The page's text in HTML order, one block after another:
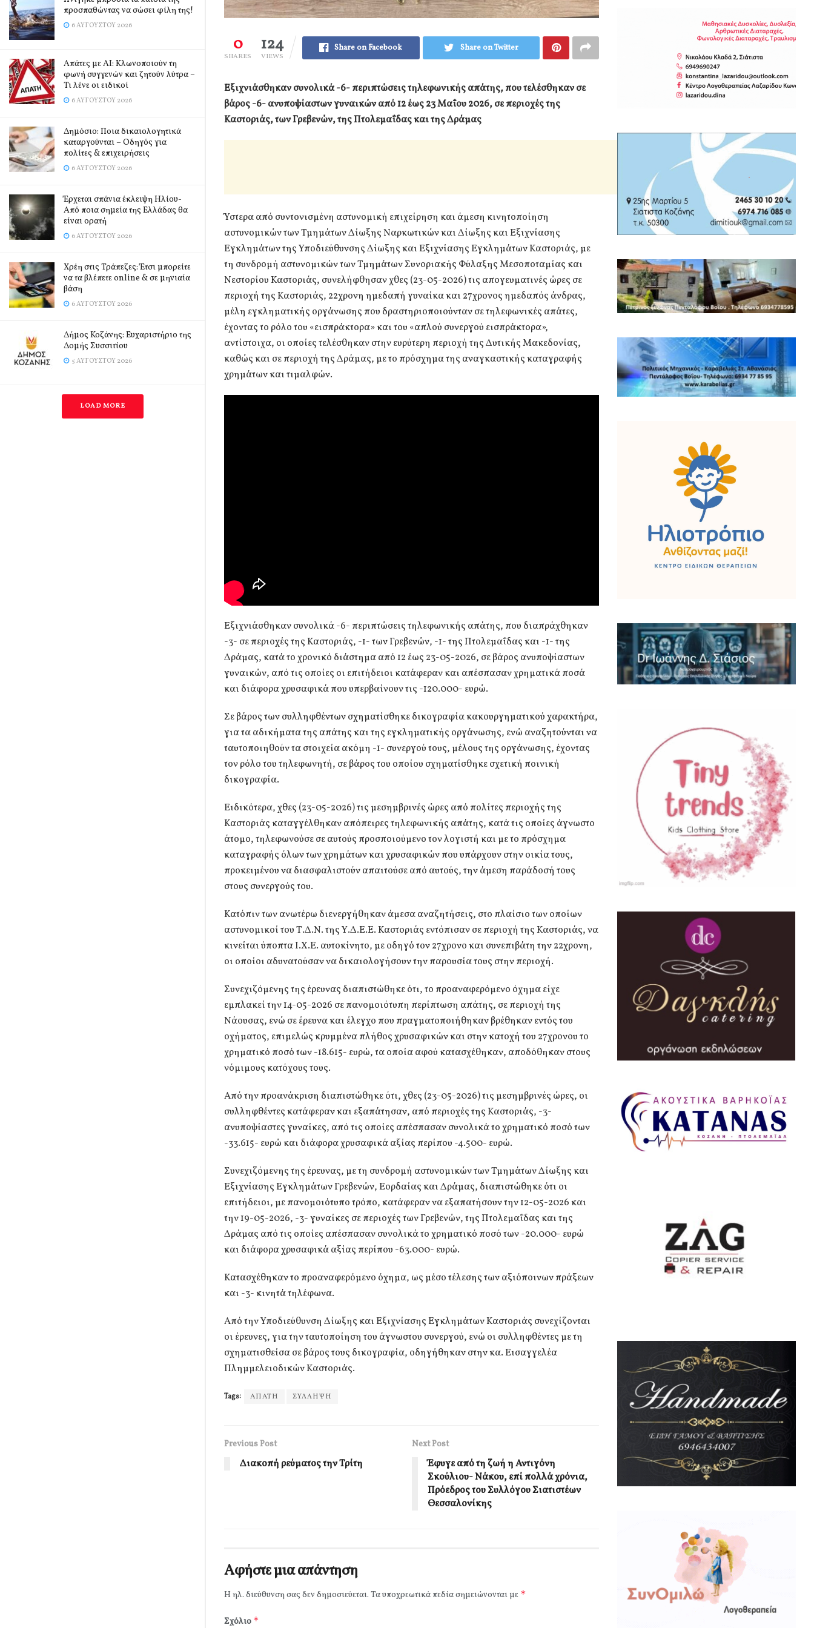
προσπαθώντας να σώσει φίλη της!
6 ΑΥΓΟΎΣΤΟΥ 2026
Απάτες με AI: Κλωνοποιούν τη
φωνή συγγενών και ζητούν λύτρα –
Τι λένε οι ειδικοί
6 ΑΥΓΟΎΣΤΟΥ 2026
Δημόσιο: Ποια δικαιολογητικά
καταργούνται – Οδηγός για
πολίτες & επιχειρήσεις
6 ΑΥΓΟΎΣΤΟΥ 2026
Έρχεται σπάνια έκλειψη Ηλίου-
Από ποια σημεία της Ελλάδας θα
είναι ορατή
6 ΑΥΓΟΎΣΤΟΥ 2026
Χρέη στις Τράπεζες: Έτσι μπορείτε
να τα βλέπετε online & σε μηνιαία
βάση
6 ΑΥΓΟΎΣΤΟΥ 2026
Δήμος Κοζάνης: Ευχαριστήριο της
Δομής Συσσιτίου
5 ΑΥΓΟΎΣΤΟΥ 2026
LOAD MORE
0
SHARES
124
VIEWS
Share on Facebook Share on Twitter
Εξιχνιάσθηκαν συνολικά -6- περιπτώσεις τηλεφωνικής απάτης, που τελέσθηκαν σε
βάρος -6- ανυποψίαστων γυναικών από 12 έως 23 Μαΐου 2026, σε περιοχές της
Καστοριάς, των Γρεβενών, της Πτολεμαΐδας και της Δράμας
Ύστερα από συντονισμένη αστυνομική επιχείρηση και άμεση κινητοποίηση
αστυνομικών των Τμημάτων Δίωξης Ναρκωτικών και Δίωξης και Εξιχνίασης
Εγκλημάτων της Υποδιεύθυνσης Δίωξης και Εξιχνίασης Εγκλημάτων Καστοριάς, με
τη συνδρομή αστυνομικών των Τμημάτων Συνοριακής Φύλαξης Μεσοποταμίας και
Νεστορίου Καστοριάς, συνελήφθησαν χθες (23-05-2026) τις απογευματινές ώρες σε
περιοχή της Καστοριάς, 22χρονη ημεδαπή γυναίκα και 27χρονος ημεδαπός άνδρας,
μέλη εγκληματικής οργάνωσης που δραστηριοποιούνταν σε τηλεφωνικές απάτες,
έχοντας το ρόλο του «εισπράκτορα» και του «απλού συνεργού εισπράκτορα»,
αντίστοιχα, οι οποίες τελέσθηκαν στην ευρύτερη περιοχή της Δυτικής Μακεδονίας,
καθώς και σε περιοχή της Δράμας, με το πρόσχημα της αναγκαστικής καταγραφής
χρημάτων και τιμαλφών.
Εξιχνιάσθηκαν συνολικά -6- περιπτώσεις τηλεφωνικής απάτης, που διαπράχθηκαν
-3- σε περιοχές της Καστοριάς, -1- των Γρεβενών, -1- της Πτολεμαΐδας και -1- της
Δράμας, κατά το χρονικό διάστημα από 12 έως 23-05-2026, σε βάρος ανυποψίαστων
γυναικών, από τις οποίες οι επιτήδειοι κατάφεραν και απέσπασαν χρηματικά ποσά
και διάφορα χρυσαφικά που υπερβαίνουν τις -120.000- ευρώ.
Σε βάρος των συλληφθέντων σχηματίσθηκε δικογραφία κακουργηματικού χαρακτήρα,
για τα αδικήματα της απάτης και της εγκληματικής οργάνωσης, ενώ αναζητούνται να
ταυτοποιηθούν τα στοιχεία ακόμη -1- συνεργού τους, μέλους της οργάνωσης, έχοντας
τον ρόλο του τηλεφωνητή, σε βάρος του οποίου σχηματίσθηκε σχετική ποινική
δικογραφία.
Ειδικότερα, χθες (23-05-2026) τις μεσημβρινές ώρες από πολίτες περιοχής της
Καστοριάς καταγγέλθηκαν απόπειρες τηλεφωνικής απάτης, κατά τις οποίες άγνωστο
άτομο, τηλεφωνούσε σε αυτούς προσποιούμενο τον λογιστή και με το πρόσχημα
καταγραφής όλων των χρημάτων και χρυσαφικών που υπάρχουν στην οικία τους,
προκειμένου να διασφαλιστούν απαιτούσε από αυτούς, την άμεση παράδοσή τους
στους συνεργούς του.
Κατόπιν των ανωτέρω διενεργήθηκαν άμεσα αναζητήσεις, στο πλαίσιο των οποίων
αστυνομικοί του Τ.Δ.Ν. της Υ.Δ.Ε.Ε. Καστοριάς εντόπισαν σε περιοχή της Καστοριάς, να
κινείται ύποπτα Ι.Χ.Ε. αυτοκίνητο, με οδηγό τον 27χρονο και συνεπιβάτη την 22χρονη,
οι οποίοι αδυνατούσαν να δικαιολογήσουν την παρουσία τους στην περιοχή.
Συνεχιζόμενης της έρευνας διαπιστώθηκε ότι, το προαναφερόμενο όχημα είχε
εμπλακεί την 14-05-2026 σε πανομοιότυπη περίπτωση απάτης, σε περιοχή της
Νάουσας, ενώ σε έρευνα και έλεγχο που πραγματοποιήθηκαν βρέθηκαν εντός του
οχήματος, επιμελώς κρυμμένα πλήθος χρυσαφικών και στην κατοχή του 27χρονου το
χρηματικό ποσό των -18.615- ευρώ, τα οποία αφού κατασχέθηκαν, αποδόθηκαν στους
νόμιμους κατόχους τους.
Από την προανάκριση διαπιστώθηκε ότι, χθες (23-05-2026) τις μεσημβρινές ώρες, οι
συλληφθέντες κατάφεραν και εξαπάτησαν, από περιοχές της Καστοριάς, -3-
ανυποψίαστες γυναίκες, από τις οποίες απέσπασαν συνολικά το χρηματικό ποσό των
-33.615- ευρώ και διάφορα χρυσαφικά αξίας περίπου -4.500- ευρώ.
Συνεχιζόμενης της έρευνας, με τη συνδρομή αστυνομικών των Τμημάτων Δίωξης και
Εξιχνίασης Εγκλημάτων Γρεβενών, Εορδαίας και Δράμας, διαπιστώθηκε ότι οι
επιτήδειοι, με πανομοιότυπο τρόπο, κατάφεραν να εξαπατήσουν την 12-05-2026 και
την 19-05-2026, -3- γυναίκες σε περιοχές των Γρεβενών, της Πτολεμαΐδας και της
Δράμας από τις οποίες απέσπασαν συνολικά το χρηματικό ποσό των -20.000- ευρώ
και διάφορα χρυσαφικά αξίας περίπου -63.000- ευρώ.
Κατασχέθηκαν το προαναφερόμενο όχημα, ως μέσο τέλεσης των αξιόποινων πράξεων
και -3- κινητά τηλέφωνα.
Από την Υποδιεύθυνση Δίωξης και Εξιχνίασης Εγκλημάτων Καστοριάς συνεχίζονται
οι έρευνες, για την ταυτοποίηση του άγνωστου συνεργού, ενώ οι συλληφθέντες με τη
σχηματισθείσα σε βάρος τους δικογραφία, οδηγήθηκαν στην κα. Εισαγγελέα
Πλημμελειοδικών Καστοριάς.
Tags: ΑΠΑΤΗ ΣΥΛΛΗΨΗ
Previous Post
Διακοπή ρεύματος την Τρίτη
Next Post
Έφυγε από τη ζωή η Αντιγόνη
Σκούλιου- Νάκου, επί πολλά χρόνια,
Πρόεδρος του Συλλόγου Σιατιστέων
Θεσσαλονίκης
Αφήστε μια απάντηση
Η ηλ. διεύθυνση σας δεν δημοσιεύεται. Τα υποχρεωτικά πεδία σημειώνονται με *
Σχόλιο *